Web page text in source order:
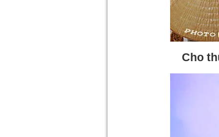
Cho